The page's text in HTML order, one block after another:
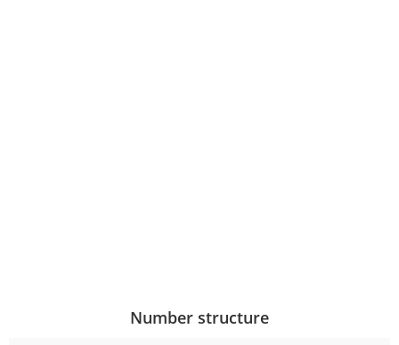
Number structure